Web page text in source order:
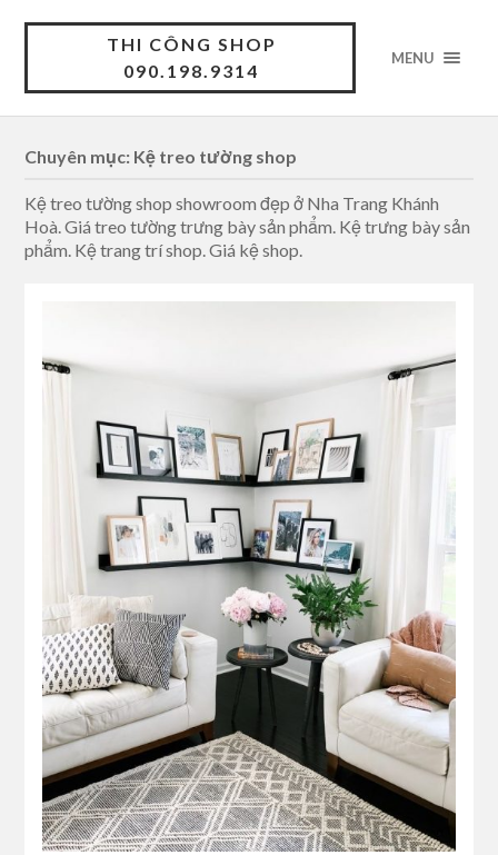
THI CÔNG SHOP
090.198.9314
MENU
Chuyên mục: Kệ treo tường shop
Kệ treo tường shop showroom đẹp ở Nha Trang Khánh
Hoà. Giá treo tường trưng bày sản phẩm. Kệ trưng bày sản
phẩm. Kệ trang trí shop. Giá kệ shop.